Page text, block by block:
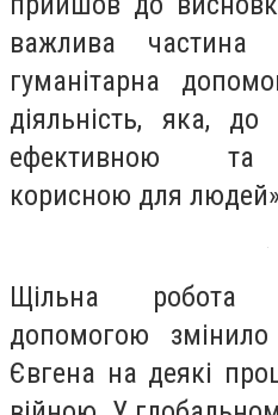
важлива
гуманітарна
діяльність, яка,
ефективною та
корисною для
Щільна робота
допомогою
Євгена на деякі